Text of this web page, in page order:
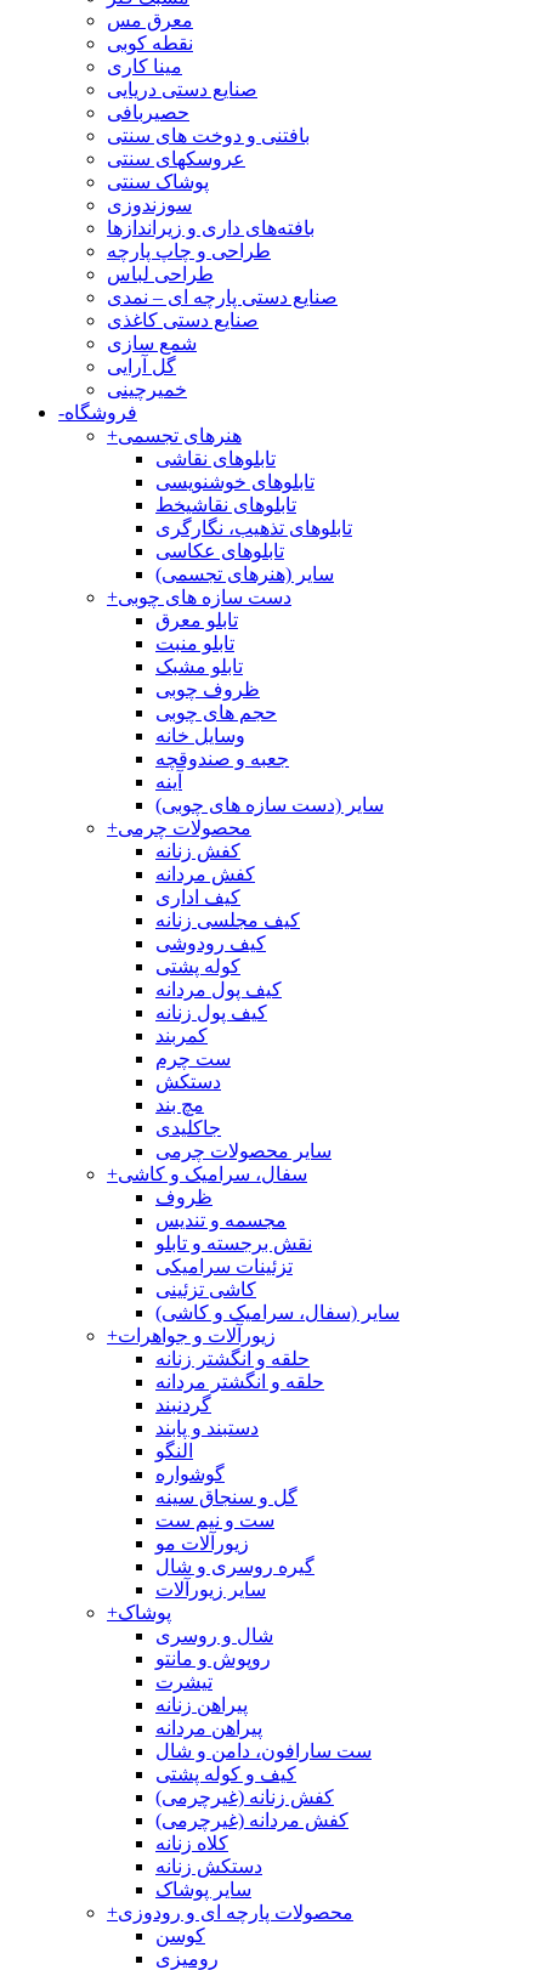
معرق مس
نقطه کوبی
مینا کاری
صنایع دستی دریایی
حصیربافی
بافتنی‌ و دوخت های سنتی
عروسکهای سنتی
پوشاک سنتی
سوزندوزی
بافته‌های داری و زیراندازها
طراحی و چاپ پارچه
طراحی لباس
صنایع دستی پارچه ای – نمدی
صنایع دستی کاغذی
شمع سازی
گل آرایی
خمیرچینی
-فروشگاه
+هنرهای تجسمی
تابلوهای نقاشی
تابلوهای خوشنویسی
تابلوهای نقاشیخط
تابلوهای تذهیب، نگارگری
تابلوهای عکاسی
سایر (هنرهای تجسمی)
+دست سازه های چوبی
تابلو معرق
تابلو منبت
تابلو مشبک
ظروف چوبی
حجم های چوبی
وسایل خانه
جعبه و صندوقچه
آینه
سایر (دست سازه های چوبی)
+محصولات چرمی
کفش زنانه
کفش مردانه
کیف اداری
کیف مجلسی زنانه
کیف رودوشی
کوله پشتی
کیف پول مردانه
کیف پول زنانه
کمربند
ست چرم
دستکش
مچ بند
جاکلیدی
سایر محصولات چرمی
+سفال، سرامیک و کاشی
ظروف
مجسمه و تندیس
نقش برجسته و تابلو
تزئینات سرامیکی
کاشی تزئینی
سایر (سفال، سرامیک و کاشی)
+زیورآلات و جواهرات
حلقه و انگشتر زنانه
حلقه و انگشتر مردانه
گردنبند
دستبند و پابند
النگو
گوشواره
گل و سنجاق سینه
ست و نیم ست
زیورآلات مو
گیره روسری و شال
سایر زیورآلات
+پوشاک
شال و روسری
روپوش و مانتو
تیشرت
پیراهن زنانه
پیراهن مردانه
ست سارافون، دامن و شال
کیف و کوله پشتی
کفش زنانه (غیرچرمی)
کفش مردانه (غیرچرمی)
کلاه زنانه
دستکش زنانه
سایر پوشاک
+محصولات پارچه ای و رودوزی
کوسن
رومیزی